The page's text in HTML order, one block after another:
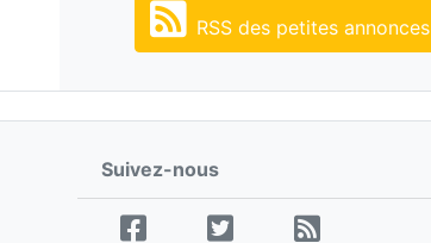
RSS des petites annonces
Suivez-nous